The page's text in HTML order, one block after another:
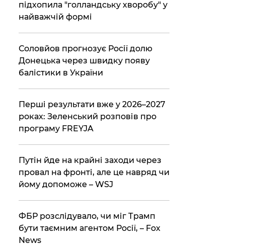
підхопила "голландську хворобу" у
найважчій формі
Соловйов прогнозує Росії долю
Донецька через швидку появу
балістики в України
Перші результати вже у 2026–2027
роках: Зеленський розповів про
програму FREYJA
Путін йде на крайні заходи через
провал на фронті, але це навряд чи
йому допоможе – WSJ
ФБР розслідувало, чи міг Трамп
бути таємним агентом Росії, – Fox
News